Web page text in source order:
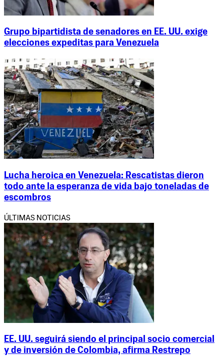
Grupo bipartidista de senadores en EE. UU. exige
elecciones expeditas para Venezuela
Lucha heroica en Venezuela: Rescatistas dieron
todo ante la esperanza de vida bajo toneladas de
escombros
ÚLTIMAS NOTICIAS
EE. UU. seguirá siendo el principal socio comercial
y de inversión de Colombia, afirma Restrepo